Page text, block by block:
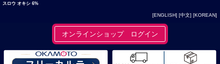
スロウ オキシ 6%
[ENGLISH] [中文] [KOREAN]
オンラインショップ ログイン